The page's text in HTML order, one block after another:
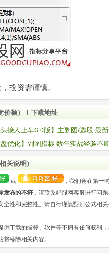
投资需谨慎。
价额）！下载地址
接人上车6.0版】主副图/选股 最
优化】副图指标 数年实战经验不
关说明）
或
，我们会在第一
发布的不符 ，请联系好股网客服进行问题
性和完整性。请自行谨慎甄别公式相
下载的指标、软件等不拥有任何权利
将移除相关内容。